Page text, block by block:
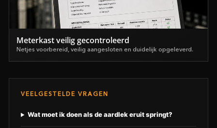
Meterkast veilig gecontroleerd
Netjes voorbereid, veilig aangesloten en duidelijk opgeleverd.
VEELGESTELDE VRAGEN
Wat moet ik doen als de aardlek eruit springt?